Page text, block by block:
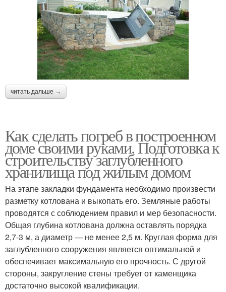
читать дальше →
Как сделать погреб в построенном
доме своими руками. Подготовка к
строительству заглубленного
хранилища под жилым домом
На этапе закладки фундамента необходимо произвести
разметку котлована и выкопать его. Земляные работы
проводятся с соблюдением правил и мер безопасности.
Общая глубина котлована должна оставлять порядка
2,7-3 м, а диаметр — не менее 2,5 м. Круглая форма для
заглубленного сооружения является оптимальной и
обеспечивает максимальную его прочность. С другой
стороны, закругление стены требует от каменщика
достаточно высокой квалификации.